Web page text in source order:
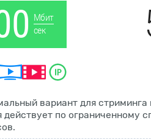
Мбит
сек
вариант для стриминга
действует по ограниченному